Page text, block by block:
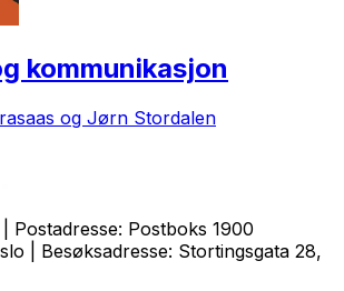
kommunikasjon
og Jørn Stordalen
| Postadresse: Postboks 1900
| Besøksadresse: Stortingsgata 28,